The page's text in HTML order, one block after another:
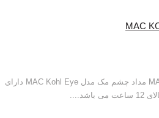
مداد چشم مک مدل MAC Kohl Eye مداد چشم مک مدل MAC Kohl Eye دارای